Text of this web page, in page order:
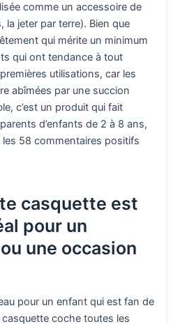
comme un accessoire de
la jeter par terre). Bien que
qui mérite un minimum
qui ont tendance à tout
utilisations, car les
abîmées par une succion
c’est un produit qui fait
d’enfants de 2 à 8 ans,
58 commentaires positifs
casquette est
pour un
une occasion
pour un enfant qui est fan de
casquette coche toutes les